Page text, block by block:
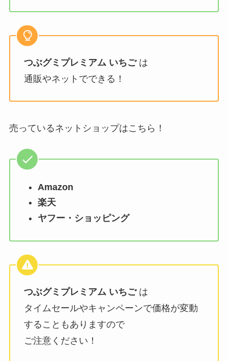
つぶグミプレミアム いちご は
通販やネットでできる！
売っているネットショップはこちら！
Amazon
楽天
ヤフー・ショッピング
つぶグミプレミアム いちご は
タイムセールやキャンペーンで価格が変動
することもありますので
ご注意ください！